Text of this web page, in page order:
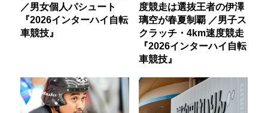
／男女個人パシュート
『2026インターハイ自転
車競技』
度競走は選抜王者の伊澤
璃空が春夏制覇 ／男子ス
クラッチ・4km速度競走
『2026インターハイ自転
車競技』